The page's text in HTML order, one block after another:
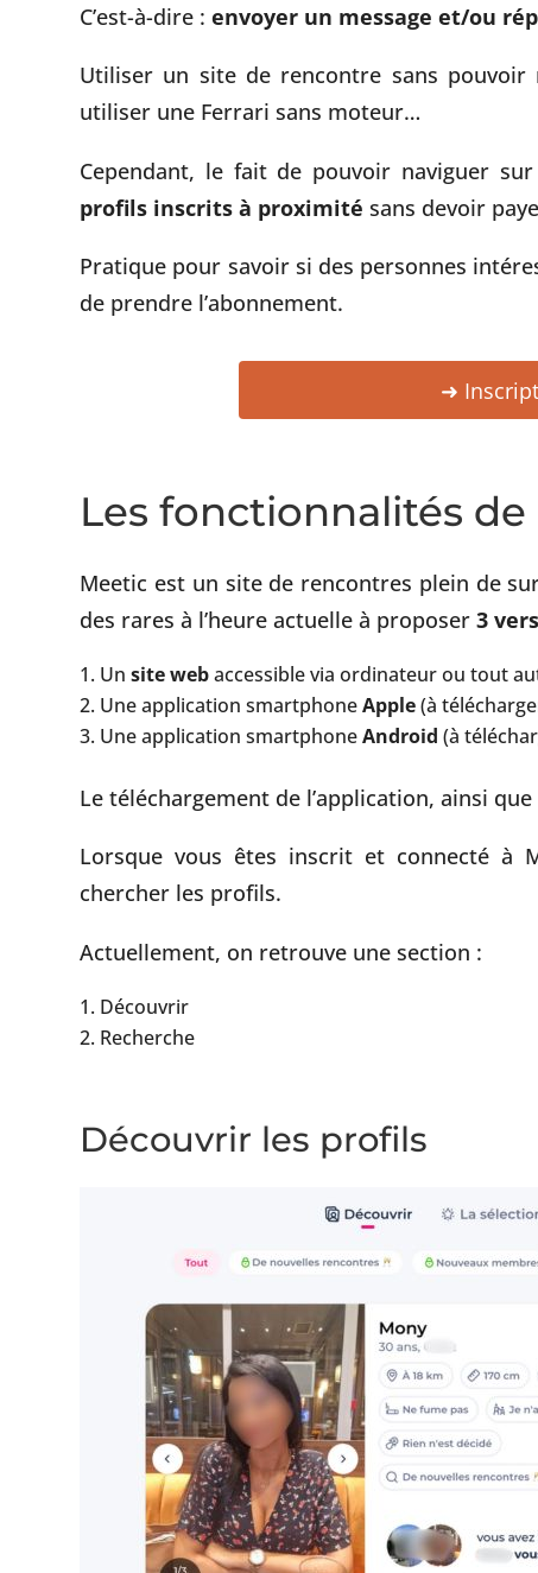
C’est-à-dire :envoyer un message et/ou
Utiliser un site de rencontre sans pouvoir
utiliser une Ferrari sans moteur…
Cependant, le fait de pouvoir naviguer
profils inscrits à proximité sans devoir
Pratique pour savoir si des personnes
de prendre l’abonnement.
➜
Les fonctionnalités
Meetic est un site de rencontres plein de
des rares à l’heure actuelle à proposer3
Unsite webaccessible via ordinateur ou tout
Une application smartphoneApple(à
Une application smartphoneAndroid (à
Le téléchargement de l’application, ainsi
Lorsque vous êtes inscrit et connecté à
chercher les profils.
Actuellement, on retrouve une section :
Découvrir
Recherche
Découvrir les profils